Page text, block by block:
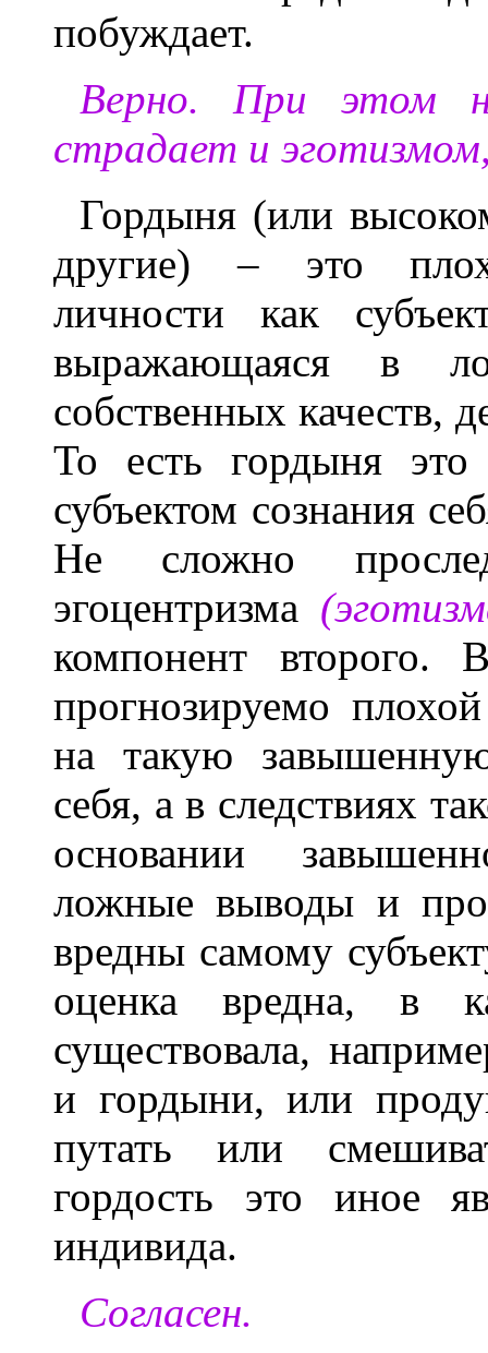
побуждает.
Верно. При этом
страдает и
Гордыня (или
другие) – это
личности как
выражающаяся в
собственных качеств,
То есть гордыня это
субъектом сознания
Не сложно
эгоцентризма
компонент второго.
прогнозируемо
на такую
себя, а в следствиях
основании
ложные выводы и
вредны самому
оценка вредна, в
существовала,
и гордыни, или
путать или
гордость это иное
индивида.
Согласен.